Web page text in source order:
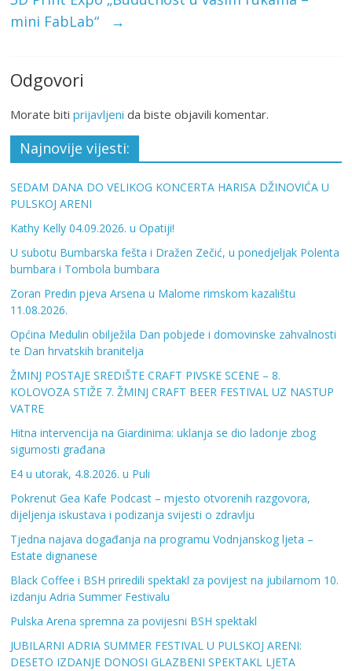
mini FabLab“
→
Odgovori
Morate bitiprijavljeni da biste objavili komentar.
Najnovije vijesti:
SEDAM DANA DO VELIKOG KONCERTA HARISA DŽINOVIĆA U
PULSKOJ ARENI
Kathy Kelly 04.09.2026. u Opatiji!
U subotu Bumbarska fešta i Dražen Zečić, u ponedjeljak Polenta
bumbara i Tombola bumbara
Zoran Predin pjeva Arsena u Malome rimskom kazalištu
11.08.2026.
Općina Medulin obilježila Dan pobjede i domovinske zahvalnosti
te Dan hrvatskih branitelja
ŽMINJ POSTAJE SREDIŠTE CRAFT PIVSKE SCENE – 8.
KOLOVOZA STIŽE 7. ŽMINJ CRAFT BEER FESTIVAL UZ NASTUP
VATRE
Hitna intervencija na Giardinima: uklanja se dio ladonje zbog
sigurnosti građana
E4 u utorak, 4.8.2026. u Puli
Pokrenut Gea Kafe Podcast – mjesto otvorenih razgovora,
dijeljenja iskustava i podizanja svijesti o zdravlju
Tjedna najava događanja na programu Vodnjanskog ljeta –
Estate dignanese
Black Coffee i BSH priredili spektakl za povijest na jubilarnom 10.
izdanju Adria Summer Festivalu
Pulska Arena spremna za povijesni BSH spektakl
JUBILARNI ADRIA SUMMER FESTIVAL U PULSKOJ ARENI:
DESETO IZDANJE DONOSI GLAZBENI SPEKTAKL LJETA